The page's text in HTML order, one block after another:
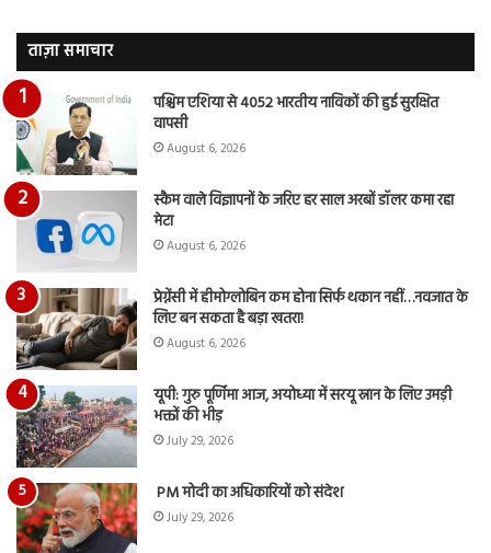
वीडियो…
ताज़ा समाचार
पश्चिम एशिया से 4052 भारतीय नाविकों की हुई सुरक्षित
वापसी
August 6, 2026
स्कैम वाले विज्ञापनों के जरिए हर साल अरबों डॉलर कमा रहा
मेटा
August 6, 2026
प्रेग्नेंसी में हीमोग्लोबिन कम होना सिर्फ थकान नहीं…नवजात के
लिए बन सकता है बड़ा खतरा!
August 6, 2026
यूपी: गुरु पूर्णिमा आज, अयोध्या में सरयू स्नान के लिए उमड़ी
भक्तों की भीड़
July 29, 2026
PM मोदी का अधिकारियों को संदेश
July 29, 2026